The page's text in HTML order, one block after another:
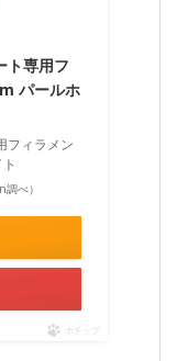
専用フ
パールホ
フィラメン
べ）
ポチップ